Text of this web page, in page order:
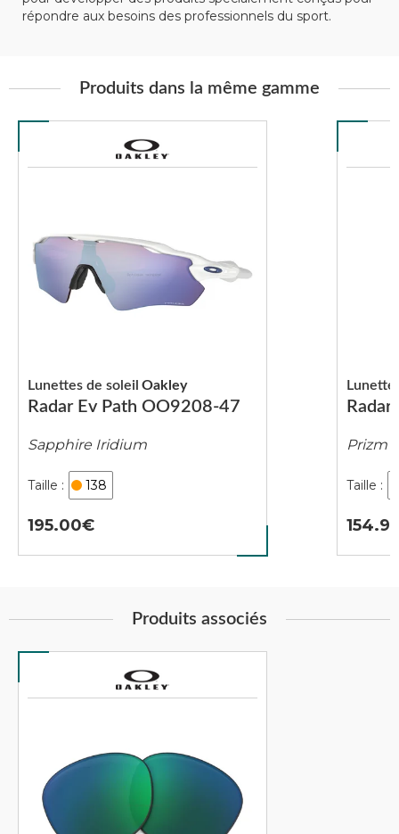
répondre aux besoins des professionnels du sport.
Produits dans la même gamme
Radar Ev Path OO9208-47
Lunettes de soleil Oakley
Sapphire Iridium
138
195.00
Prizm
Produits associés